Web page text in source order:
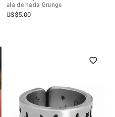
ala de hada Grunge
US$5.00